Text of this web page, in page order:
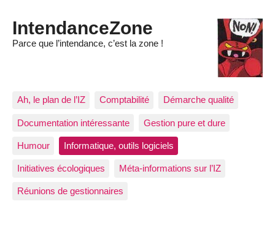
IntendanceZone
Parce que l’intendance, c’est la zone !
Ah, le plan de l’IZ Comptabilité Démarche qualité
Documentation intéressante Gestion pure et dure
Humour Informatique, outils logiciels
Initiatives écologiques Méta-informations sur l’IZ
Réunions de gestionnaires